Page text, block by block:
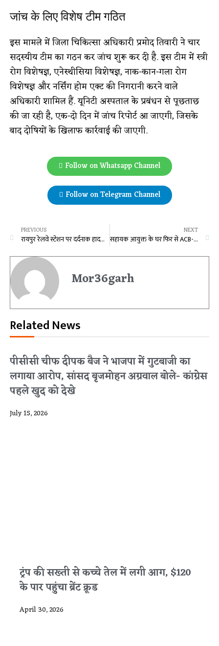
जांच के लिए विशेष टीम गठित
इस मामले में जिला चिकित्सा अधिकारी प्रमोद तिवारी ने चार
सदस्यीय टीम का गठन कर जांच शुरू कर दी है. इस टीम में स्त्री
रोग विशेषज्ञ, एनेस्थीसिया विशेषज्ञ, नाक-कान-गला रोग
विशेषज्ञ और नर्सिंग होम एक्ट की निगरानी करने वाले
अधिकारी शामिल हैं. यूनिटी अस्पताल के प्रबंधन से पूछताछ
की जा रही है, एक-दो दिन में जांच रिपोर्ट आ जाएगी, जिसके
बाद दोषियों के खिलाफ कार्रवाई की जाएगी.
Follow on Whatsapp Channel
Follow on Telegram Channel
PREVIOUS
रायपुर रेलवे स्टेशन पर दर्दनाक हादसा : ट्रेन की चपेट में आने से युवक की मौत, दो हिस्सों में बंटा शव
NEXT
सहायक आयुक्त के घर फिर से ACB-EOW की दबिश, जांच जारी
Mor36garh
Related News
पीसीसी चीफ दीपक बैज ने भाजपा में गुटबाजी का
लगाया आरोप, सांसद बृजमोहन अग्रवाल बोले- कांग्रेस
पहले खुद को देखे
July 15, 2026
ट्रंप की सख्ती से कच्चे तेल में लगी आग, $120
के पार पहुंचा ब्रेंट क्रूड
April 30, 2026